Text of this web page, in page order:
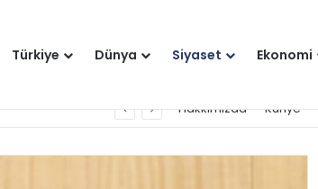
Türkiye Dünya Siyaset Ekonomi
Hakkımızda Künye